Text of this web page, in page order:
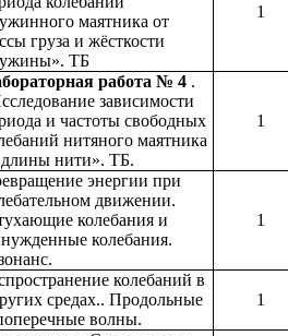
маятника от
груза и жёсткости
ТБ
1
работа № 4 .
зависимости
и частоты свободных
нитяного маятника
длины нити». ТБ.
1
энергии при
движении.
колебания и
колебания.
1
колебаний в
средах.. Продольные
волны.
1